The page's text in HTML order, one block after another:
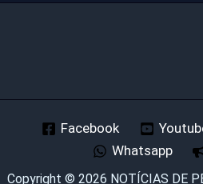
Facebook
Whatsapp
Copyright © 2026 NOTÍCIAS DE